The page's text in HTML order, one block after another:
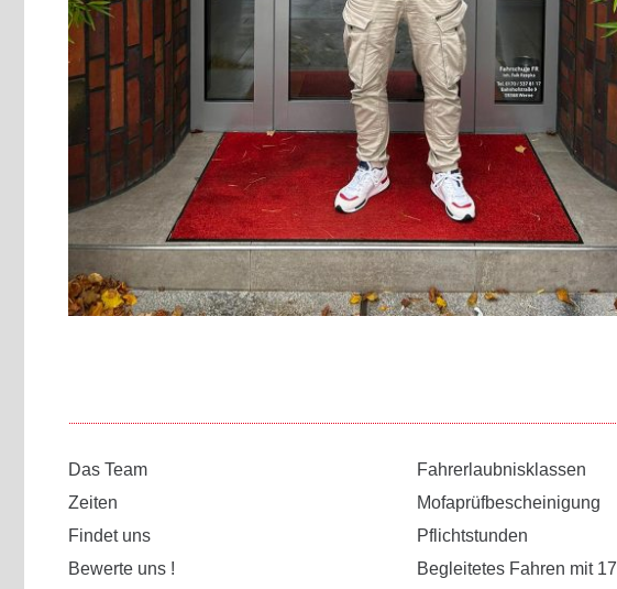
Das Team
Zeiten
Findet uns
Bewerte uns !
Fahrerlaubnisklassen
Mofaprüfbescheinigung
Pflichtstunden
Begleitetes Fahren mit 17